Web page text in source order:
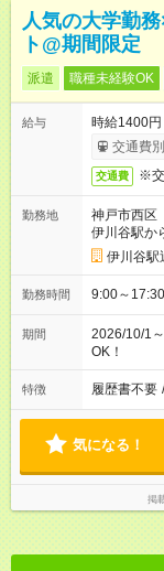
人気の大学勤
ト@期間限定
派遣 職種未経験OK
給与
時給1400
交通費
交通費 ※交
勤務地
神戸市西区
伊川谷駅か
伊川谷駅
勤務時間 9:00～17:30
期間
2026/10/1
OK！
特徴 履歴書不要 /
気になる！
掲